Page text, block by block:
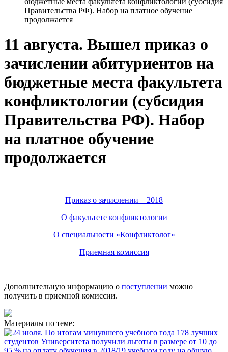
Правительства РФ). Набор на платное обучение
продолжается
11 августа. Вышел приказ о
зачислении абитуриентов на
бюджетные места факультета
конфликтологии (субсидия
Правительства РФ). Набор
на платное обучение
продолжается
Приказ о зачислении – 2018
О факультете конфликтологии
О специальности «Конфликтолог»
Приемная комиссия
Дополнительную информацию о поступлении можно
получить в приемной комиссии.
Материалы по теме: